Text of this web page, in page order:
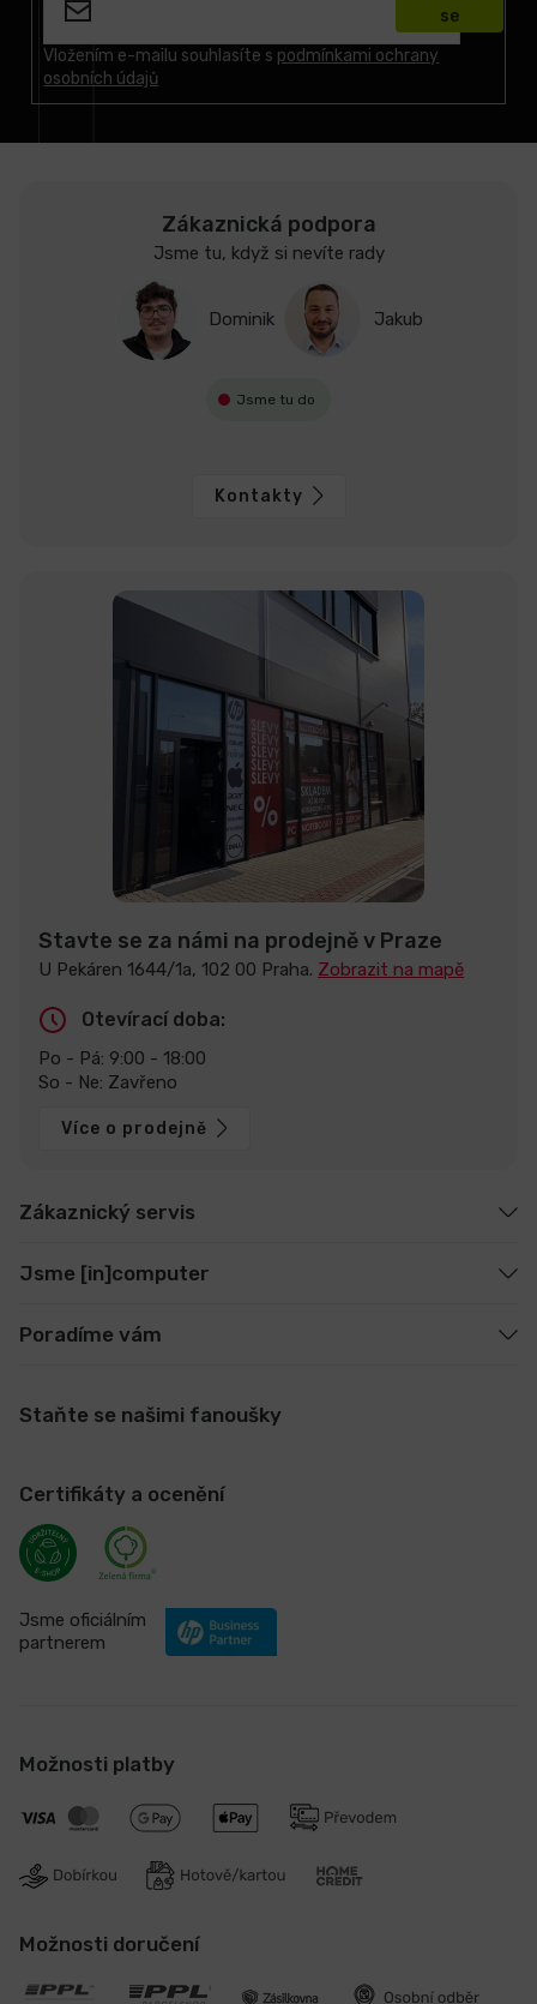
Vložením e-mailu souhlasíte s podmínkami ochrany
osobních údajů
se
Zákaznická podpora
Jsme tu, když si nevíte rady
Dominik Jakub
Jsme tu do
Kontakty
Stavte se za námi na prodejně v Praze
U Pekáren 1644/1a, 102 00 Praha. Zobrazit na mapě
Otevírací doba:
Po - Pá: 9:00 - 18:00
So - Ne: Zavřeno
Více o prodejně
Zákaznický servis
Jsme [in]computer
Poradíme vám
Staňte se našimi fanoušky
Certifikáty a ocenění
Jsme oficiálním
partnerem
Možnosti platby
Možnosti doručení